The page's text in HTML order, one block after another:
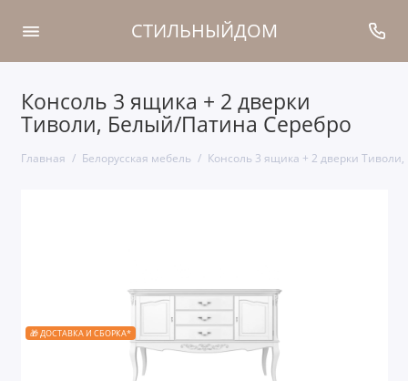
СТИЛЬНЫЙДОМ
Консоль 3 ящика + 2 дверки
Тиволи, Белый/Патина Серебро
Главная Белорусская мебель Консоль 3 ящика + 2 дверки
🎁 ДОСТАВКА И СБОРКА*